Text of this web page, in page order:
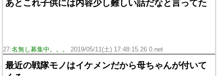
あとこれ子供には内容少し難しい話だなと言ってた
27:名無し募集中。。。 2019/05/11(土) 17:48:15.26 0.net
最近の戦隊モノはイケメンだから母ちゃんが付いて